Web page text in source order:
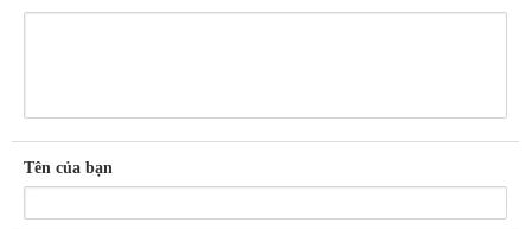
Tên của bạn